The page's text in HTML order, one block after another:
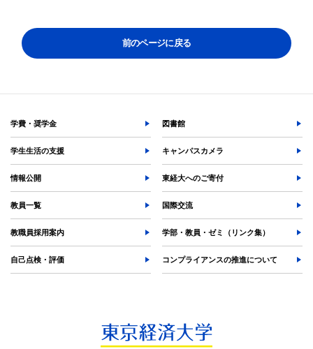
TKUポータル
前のページに戻る
学費・奨学金 図書館
学生生活の支援 キャンパスカメラ
情報公開 東経大へのご寄付
教員一覧 国際交流
教職員採用案内 学部・教員・ゼミ（リンク集）
自己点検・評価 コンプライアンスの推進について